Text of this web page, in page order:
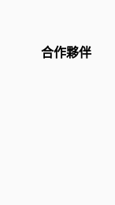
合作夥伴